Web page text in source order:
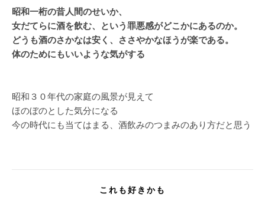
昭和一桁の昔人間のせいか、
女だてらに酒を飲む、という罪悪感がどこかにあるのか。
どうも酒のさかなは安く、ささやかなほうが楽である。
体のためにもいいような気がする
昭和３０年代の家庭の風景が見えて
ほのぼのとした気分になる
今の時代にも当てはまる、酒飲みのつまみのあり方だと思う
これも好きかも